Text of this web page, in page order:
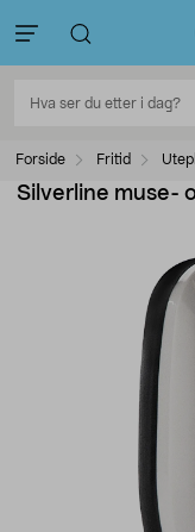
Forside Fritid
Silverline muse-